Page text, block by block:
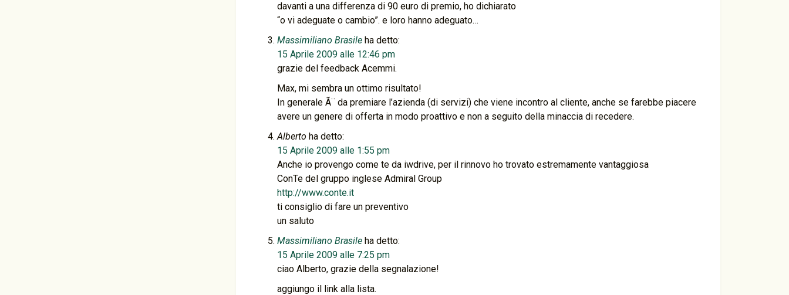
davanti a una differenza di 90 euro di premio, ho dichiarato
“o vi adeguate o cambio”. e loro hanno adeguato…
Massimiliano Brasile ha detto:
15 Aprile 2009 alle 12:46 pm
grazie del feedback Acemmi.
Max, mi sembra un ottimo risultato!
In generale Ã¨ da premiare l’azienda (di servizi) che viene incontro al cliente, anche se farebbe piacere
avere un genere di offerta in modo proattivo e non a seguito della minaccia di recedere.
Alberto ha detto:
15 Aprile 2009 alle 1:55 pm
Anche io provengo come te da iwdrive, per il rinnovo ho trovato estremamente vantaggiosa
ConTe del gruppo inglese Admiral Group
http://www.conte.it
ti consiglio di fare un preventivo
un saluto
Massimiliano Brasile ha detto:
15 Aprile 2009 alle 7:25 pm
ciao Alberto, grazie della segnalazione!
aggiungo il link alla lista.